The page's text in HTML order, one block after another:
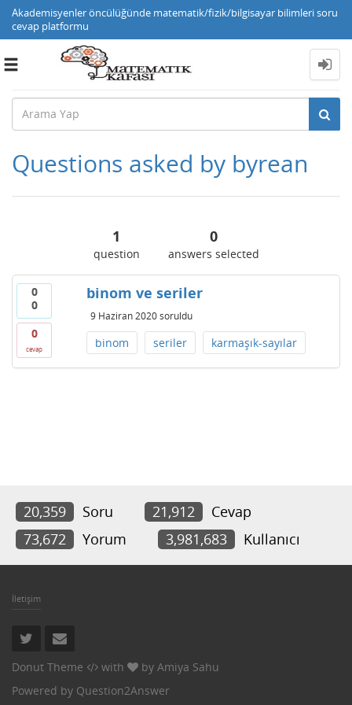
Akademisyenler öncülüğünde matematik/fizik/bilgisayar bilimleri soru
cevap platformu
Toggle
Questions asked by byrean
1
question
0
answers selected
0
0
0
cevap
binom ve seriler
9 Haziran 2020 soruldu
binom seriler karmaşık-sayılar
20,359 Soru 21,912
Cevap
73,672
Yorum 3,981,683 Kullanıcı
İletişim
Donut Theme with by Amiya Sahu
Powered by Question2Answer